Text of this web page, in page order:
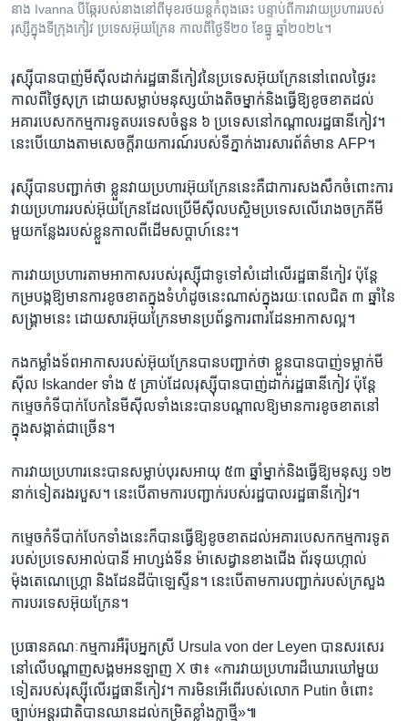
ទៅ​
ស្វែង​
ភាសា
នាង Ivanna បី​ឆ្កែ​របស់​នាង​នៅ​ពី​មុខ​រថយន្ត​កំពុង​ឆេះ​ ​បន្ទាប់​ពី​ការ​វាយ​ប្រហារ​របស់​
រុស្សី​ក្នុង​ទីក្រុងកៀវ ប្រទេស​អ៊ុយក្រែន កាល​ពី​ថ្ងៃ​ទី២០ ខែ​ធ្នូ ឆ្នាំ​២០២៤។
រុស្ស៊ី​បាន​បាញ់​មីស៊ីល​ដាក់​រដ្ឋធានី​កៀវ​នៃ​ប្រទេស​អ៊ុយក្រែន​នៅ​ពេល​ថ្ងៃ​រះ​
កាលពី​ថ្ងៃ​សុក្រ ដោយ​សម្លាប់​មនុស្ស​យ៉ាងតិច​ម្នាក់​និង​ធ្វើ​ឱ្យ​ខូចខាត​ដល់​
អគារ​បេសកកម្ម​ការទូត​បរទេស​ចំនួន ៦ ប្រទេស​នៅ​កណ្ដាល​រដ្ឋធានី​កៀវ។
នេះ​បើ​យោង​តាម​សេចក្ដី​រាយការណ៍​របស់​ទីភ្នាក់ងារ​សារព័ត៌មាន AFP។
រុស្ស៊ី​បាន​បញ្ជាក់​ថា ខ្លួន​វាយ​ប្រហារ​អ៊ុយក្រែន​នេះ​គឺជា​ការ​សងសឹក​ចំពោះ​ការ​
វាយ​ប្រហារ​របស់​អ៊ុយក្រែន​ដែល​ប្រើ​មីស៊ីល​បស្ចិម​ប្រទេស​លើ​រោងចក្រ​គីមី​
មួយ​កន្លែង​របស់​ខ្លួន​កាលពី​ដើម​សប្ដាហ៍​នេះ។
ការ​វាយ​ប្រហារ​តាម​អាកាស​របស់​រុស្ស៊ី​ជាទូទៅ​សំដៅ​លើ​រដ្ឋធានី​កៀវ ប៉ុន្តែ​
កម្រ​បង្ក​ឱ្យ​មាន​ការ​ខូចខាត​ក្នុង​ទំហំ​ដូចនេះ​ណាស់​ក្នុង​រយៈពេល​ជិត ៣ ឆ្នាំ​នៃ​
សង្គ្រាម​នេះ ដោយសារ​អ៊ុយក្រែន​មាន​ប្រព័ន្ធ​ការពារ​ដែន​អាកាស​ល្អ។
កងកម្លាំង​ទ័ព​អាកាស​របស់​អ៊ុយក្រែន​បាន​បញ្ជាក់​ថា ខ្លួន​បាន​បាញ់​ទម្លាក់​មី
ស៊ីល Iskander ទាំង ៥ គ្រាប់​ដែល​រុស្ស៊ី​បាន​បាញ់​ដាក់​រដ្ឋធានី​កៀវ ប៉ុន្តែ​
កម្ទេចកំទី​បាក់បែក​នៃ​មីស៊ីល​ទាំងនេះ​បាន​បណ្ដាល​ឱ្យ​មាន​ការ​ខូចខាត​នៅ
ក្នុង​សង្កាត់​ជាច្រើន។
ការ​វាយ​ប្រហារ​នេះ​បាន​សម្លាប់​បុរស​អាយុ ៥៣ ឆ្នាំ​ម្នាក់​និង​ធ្វើឱ្យ​មនុស្ស ១២
នាក់​ទៀត​រង​របួស។ នេះ​បើ​តាម​ការ​បញ្ជាក់​របស់​រដ្ឋបាល​រដ្ឋធានី​កៀវ។
កម្ទេចកំទី​បាក់បែក​ទាំងនេះ​ក៏​បាន​ធ្វើឱ្យ​ខូចខាត​ដល់​អគារ​បេសកកម្ម​ការទូត​
របស់​ប្រទេស​អាល់បានី អាហ្សង់ទីន ម៉ាសេដ្វាន​ខាងជើង ព័រទុយហ្កាល់
ម៉ុងតេណេហ្គ្រោ និង​ដែនដី​ប៉ាឡេស្ទីន។ នេះ​បើ​តាម​ការ​បញ្ជាក់​របស់​ក្រសួង​
ការបរទេស​អ៊ុយក្រែន។
ប្រធាន​គណៈកម្មការ​អឺរ៉ុប​អ្នកស្រី Ursula von der Leyen បាន​សរសេរ​
នៅលើ​បណ្ដាញ​សង្គម​អនឡាញ X ថា៖ «ការ​វាយប្រហារ​ដ៏​ឃោរឃៅ​មួយ​
ទៀត​របស់​រុស្ស៊ី​លើ​រដ្ឋធានី​កៀវ។ ការ​មិន​អើពើ​របស់​លោក Putin ចំពោះ​
ច្បាប់​អន្តរជាតិ​បាន​ឈាន​ដល់​កម្រិត​ខ្លាំងក្លា​ថ្មី»៕